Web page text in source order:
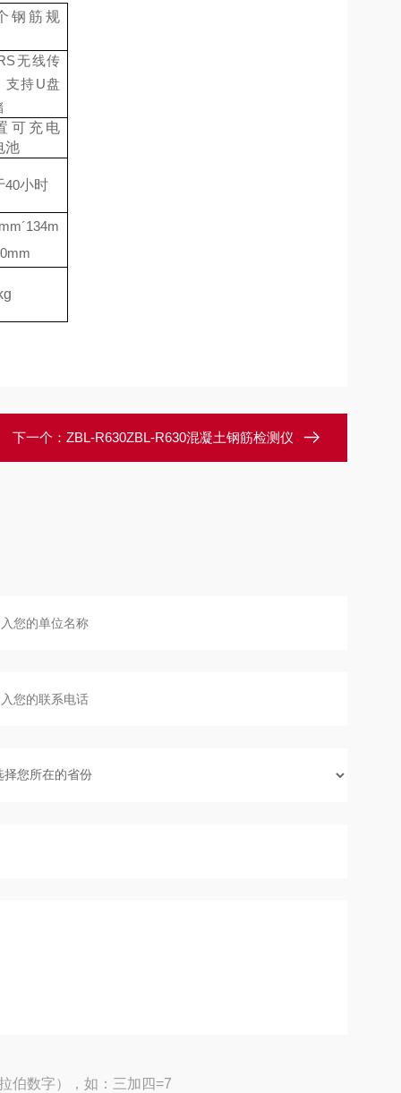
钢筋规
无线传
支持U盘
可充电
池
40小时
´134m
下一个： ZBL-R630ZBL-R630混凝土钢筋检测仪
伯数字），如：三加四=7